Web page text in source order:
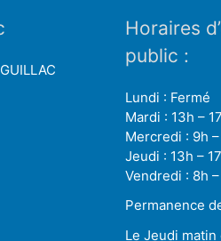
Horaires
public :
Lundi : Fermé
Mardi : 13h –
Mercredi : 9h
Jeudi : 13h –
Vendredi : 8h –
Permanence
Le Jeudi